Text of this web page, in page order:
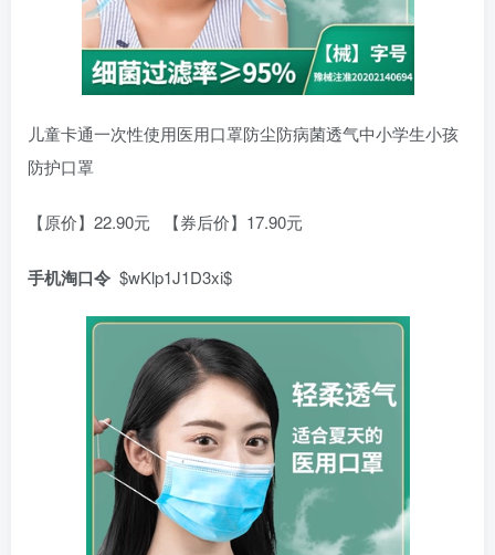
儿童卡通一次性使用医用口罩防尘防病菌透气中小学生小孩
防护口罩
【原价】22.90元 【券后价】17.90元
手机淘口令 $wKlp1J1D3xi$